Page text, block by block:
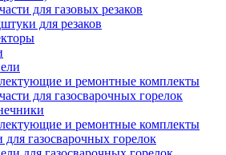
для газовых резаков
для резаков
и ремонтные комплекты
для газосварочных горелок
и ремонтные комплекты
для газосварочных горелок